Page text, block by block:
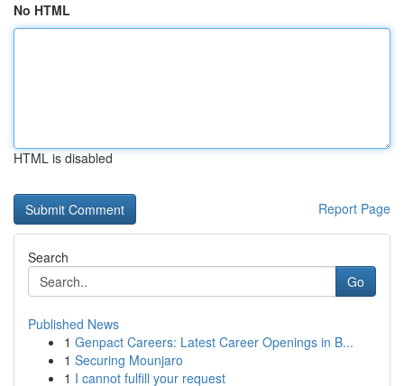
No HTML
HTML is disabled
Report Page
Search
Go
Published News
1 Genpact Careers: Latest Career Openings in B...
1 Securing Mounjaro
1 I cannot fulfill your request